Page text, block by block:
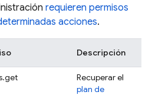
requieren permisos
acciones.
Descripción
Recuperar el
plan de